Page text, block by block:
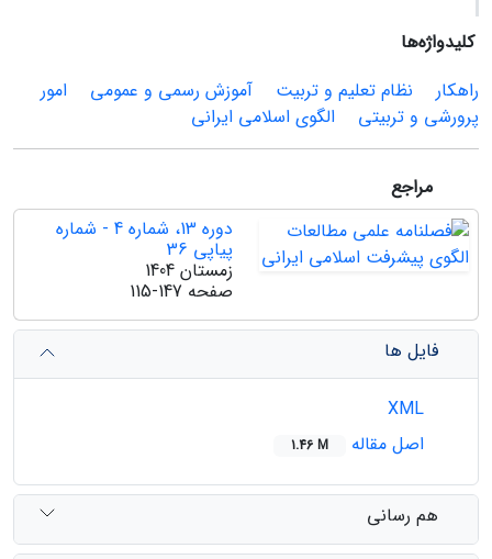
کلیدواژه‌ها
راهکار
نظام تعلیم و تربیت آموزش رسمی و عمومی
امور
پرورشی و تربیتی
الگوی اسلامی ایرانی
مراجع
دوره 13، شماره 4 - شماره
پیاپی 36
زمستان 1404
صفحه 115-147
فایل ها
اصل مقاله
1.46 M
هم رسانی